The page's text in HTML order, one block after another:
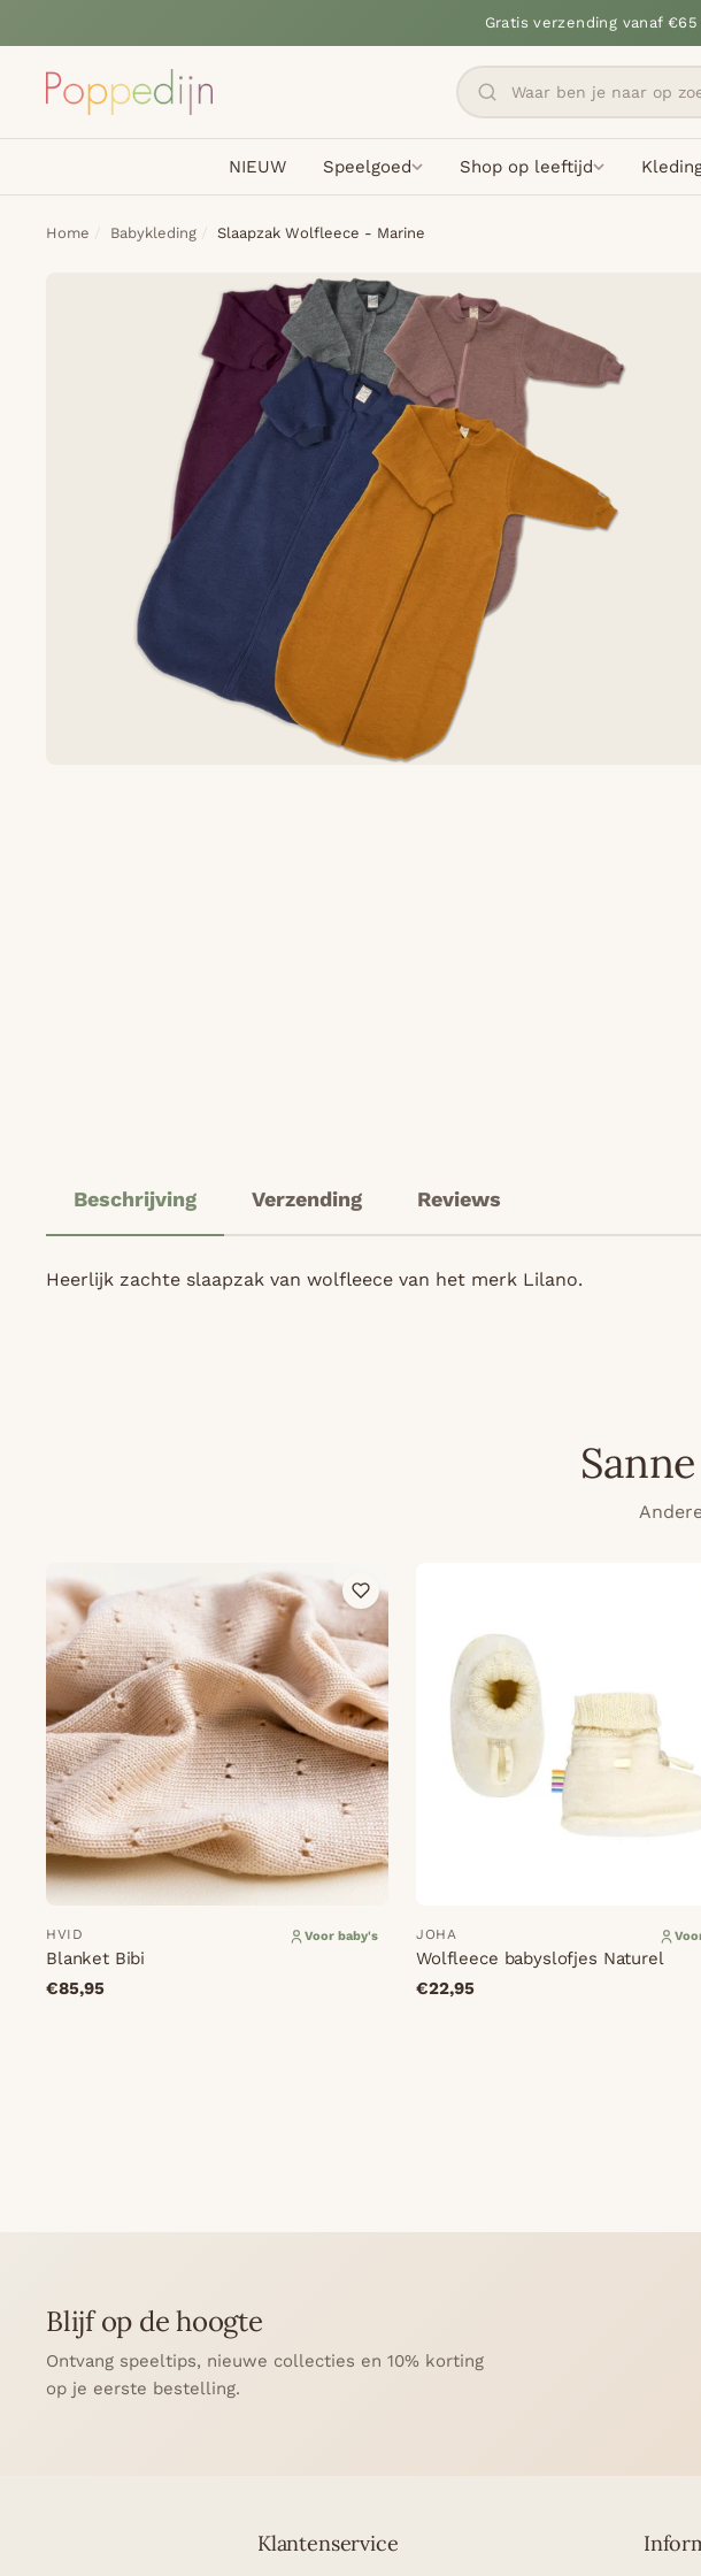
Gratis verzending vanaf
NIEUW Speelgoed Shop op leeftijd
Home Babykleding Slaapzak Wolfleece - Marine
Beschrijving Verzending Reviews
Heerlijk zachte slaapzak van wolfleece van het merk Lilano.
HVID Voor baby's
Blanket Bibi
€85,95
JOHA
Wolfleece babyslofjes Naturel
€22,95
Blijf op de hoogte
Ontvang speeltips, nieuwe collecties en 10% korting
op je eerste bestelling.
Klantenservice